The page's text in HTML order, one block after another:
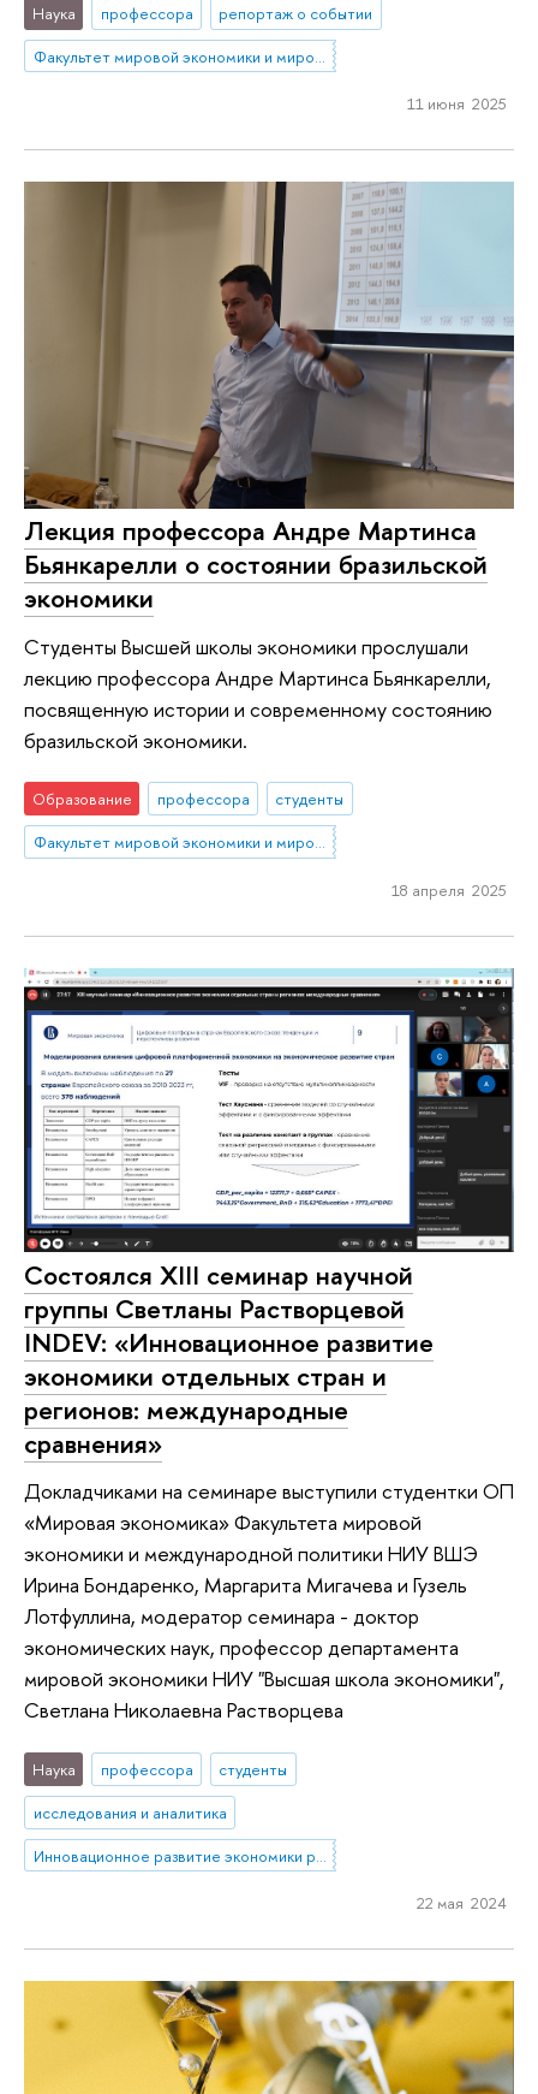
Наука профессора
репортаж о событии
11 июня 2025
Лекция профессора Андре Мартинса
Бьянкарелли о состоянии бразильской
экономики
Cтуденты Высшей школы экономики прослушали
лекцию профессора Андре Мартинса Бьянкарелли,
посвященную истории и современному состоянию
бразильской экономики.
Образование профессора
студенты
Факультет мировой экономики и мировой политики
18 апреля 2025
Состоялся XIII семинар научной
группы Светланы Растворцевой
INDEV: «Инновационное развитие
экономики отдельных стран и
регионов: международные
сравнения»
Докладчиками на семинаре выступили студентки ОП
«Мировая экономика» Факультета мировой
экономики и международной политики НИУ ВШЭ
Ирина Бондаренко, Маргарита Мигачева и Гузель
Лотфуллина, модератор семинара - доктор
экономических наук, профессор департамента
мировой экономики НИУ "Высшая школа экономики",
Светлана Николаевна Растворцева
Наука профессора
студенты
исследования и аналитика
22 мая 2024